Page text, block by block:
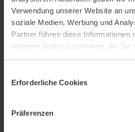
Verwendung unserer Website an
soziale Medien, Werbung und
Partner führen diese Informationen
weiteren Daten zusammen, die Sie
unsererDatenschutzerklärung.
Erforderliche Cookies
Präferenzen